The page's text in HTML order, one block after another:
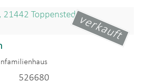
verkauft
526680